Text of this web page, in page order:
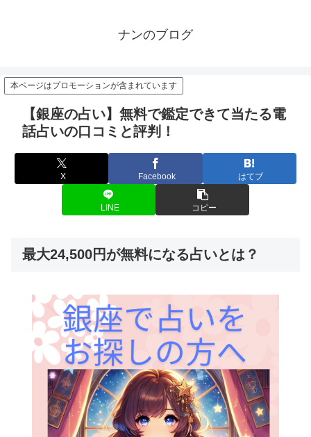
ナンのブログ
本ページはプロモーションが含まれています
【銀座の占い】無料で鑑定できて当たる電
話占いの口コミと評判！
X Facebook はてブ
LINE コピー
最大24,500円が無料になる占いとは？